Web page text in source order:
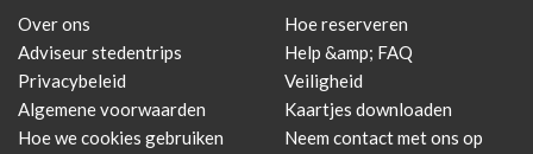
Over ons
Adviseur stedentrips
Privacybeleid
Algemene voorwaarden
Hoe we cookies gebruiken
Hoe reserveren
Help &amp; FAQ
Veiligheid
Kaartjes downloaden
Neem contact met ons op